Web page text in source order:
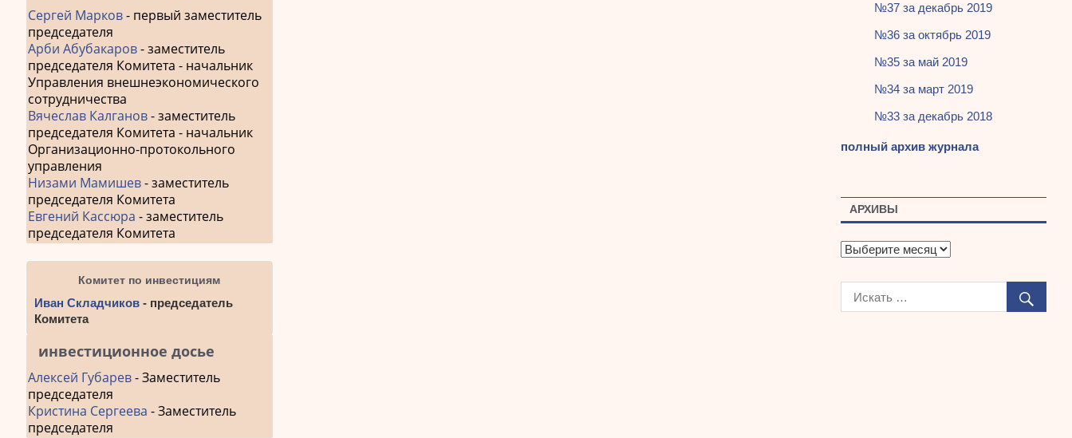
Сергей Марков- первый заместитель
председателя
Арби Абубакаров- заместитель
председателя Комитета - начальник
Управления внешнеэкономического
сотрудничества
Вячеслав Калганов- заместитель
председателя Комитета - начальник
Организационно-протокольного
управления
Низами Мамишев- заместитель
председателя Комитета
Евгений Кассюра - заместитель
председателя Комитета
Комитет по инвестициям
Иван Складчиков - председатель
Комитета
инвестиционное досье
Алексей Губарев- Заместитель
председателя
Кристина Сергеева - Заместитель
председателя
№37 за декабрь 2019
№36 за октябрь 2019
№35 за май 2019
№34 за март 2019
№33 за декабрь 2018
полный архив журнала
АРХИВЫ
А
х
в